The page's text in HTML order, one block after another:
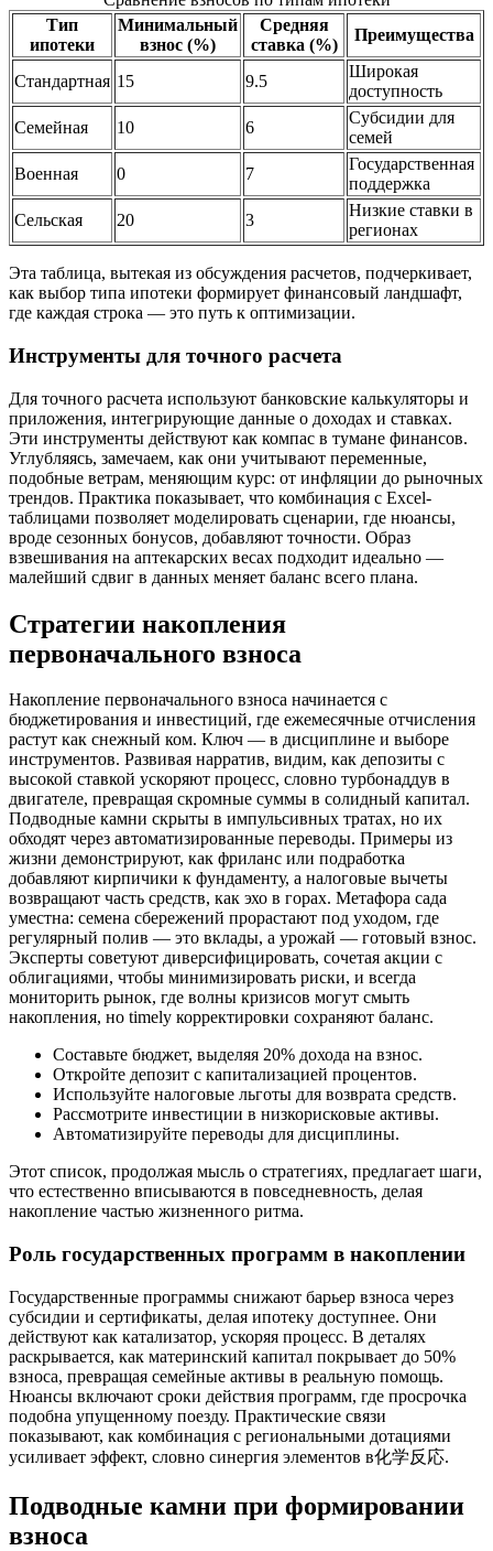
Тип
ипотеки
Минимальный
взнос (%)
Средняя
ставка (%)
Преимущества
Стандартная 15 9.5
Широкая
доступность
Семейная
10 6
Субсидии для
семей
Военная
0 7
Государственная
поддержка
Сельская
20 3
Низкие ставки в
регионах
Эта таблица, вытекая из обсуждения расчетов, подчеркивает,
как выбор типа ипотеки формирует финансовый ландшафт,
где каждая строка — это путь к оптимизации.
Инструменты для точного расчета
Для точного расчета используют банковские калькуляторы и
приложения, интегрирующие данные о доходах и ставках.
Эти инструменты действуют как компас в тумане финансов.
Углубляясь, замечаем, как они учитывают переменные,
подобные ветрам, меняющим курс: от инфляции до рыночных
трендов. Практика показывает, что комбинация с Excel-
таблицами позволяет моделировать сценарии, где нюансы,
вроде сезонных бонусов, добавляют точности. Образ
взвешивания на аптекарских весах подходит идеально —
малейший сдвиг в данных меняет баланс всего плана.
Стратегии накопления
первоначального взноса
Накопление первоначального взноса начинается с
бюджетирования и инвестиций, где ежемесячные отчисления
растут как снежный ком. Ключ — в дисциплине и выборе
инструментов. Развивая нарратив, видим, как депозиты с
высокой ставкой ускоряют процесс, словно турбонаддув в
двигателе, превращая скромные суммы в солидный капитал.
Подводные камни скрыты в импульсивных тратах, но их
обходят через автоматизированные переводы. Примеры из
жизни демонстрируют, как фриланс или подработка
добавляют кирпичики к фундаменту, а налоговые вычеты
возвращают часть средств, как эхо в горах. Метафора сада
уместна: семена сбережений прорастают под уходом, где
регулярный полив — это вклады, а урожай — готовый взнос.
Эксперты советуют диверсифицировать, сочетая акции с
облигациями, чтобы минимизировать риски, и всегда
мониторить рынок, где волны кризисов могут смыть
накопления, но timely корректировки сохраняют баланс.
Составьте бюджет, выделяя 20% дохода на взнос.
Откройте депозит с капитализацией процентов.
Используйте налоговые льготы для возврата средств.
Рассмотрите инвестиции в низкорисковые активы.
Автоматизируйте переводы для дисциплины.
Этот список, продолжая мысль о стратегиях, предлагает шаги,
что естественно вписываются в повседневность, делая
накопление частью жизненного ритма.
Роль государственных программ в накоплении
Государственные программы снижают барьер взноса через
субсидии и сертификаты, делая ипотеку доступнее. Они
действуют как катализатор, ускоряя процесс. В деталях
раскрывается, как материнский капитал покрывает до 50%
взноса, превращая семейные активы в реальную помощь.
Нюансы включают сроки действия программ, где просрочка
подобна упущенному поезду. Практические связи
показывают, как комбинация с региональными дотациями
усиливает эффект, словно синергия элементов в化学反応.
Подводные камни при формировании
взноса